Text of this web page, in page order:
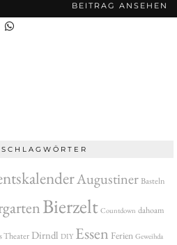
BEITRAG ANSEHEN
SCHLAGWÖRTER
Augustiner Basteln
Bierzelt Countdown dahoam
Theater Dirndl DIY Essen Ferien Geweihda